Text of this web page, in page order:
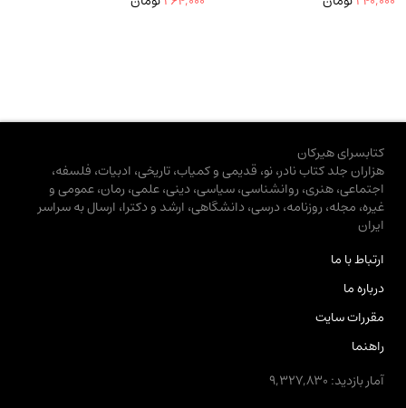
کتابسرای هیرکان
هزاران جلد کتاب نادر، نو، قدیمی و کمیاب، تاریخی، ادبیات، فلسفه،
اجتماعی، هنری، روانشناسی، سیاسی، دینی، علمی، رمان، عمومی و
غیره، مجله، روزنامه، درسی، دانشگاهی، ارشد و دکترا، ارسال به سراسر
ایران
ارتباط با ما
درباره ما
مقررات سایت
راهنما
آمار بازدید: 9,327,830